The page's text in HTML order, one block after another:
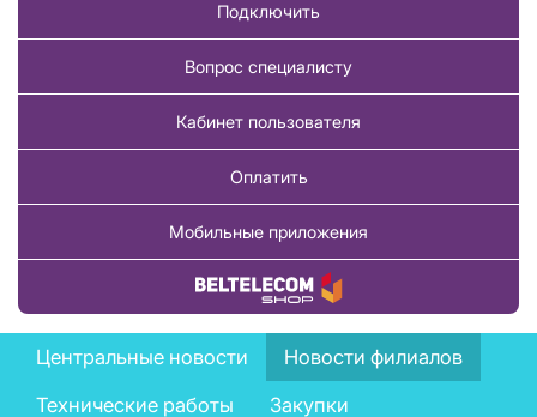
Подключить
Вопрос специалисту
Кабинет пользователя
Оплатить
Мобильные приложения
Купить товар
News
menu
Центральные новости
Новости филиалов
Технические работы
Закупки